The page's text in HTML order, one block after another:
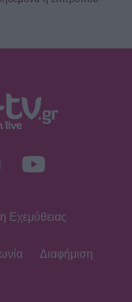
Εχεμύθειας
Διαφήμιση